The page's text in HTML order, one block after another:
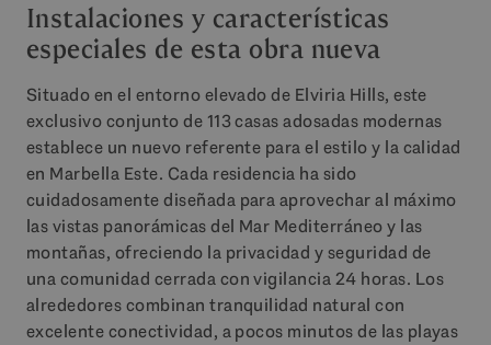
Instalaciones y características
especiales de esta obra nueva
Situado en el entorno elevado de Elviria Hills, este
exclusivo conjunto de 113 casas adosadas modernas
establece un nuevo referente para el estilo y la calidad
en Marbella Este. Cada residencia ha sido
cuidadosamente diseñada para aprovechar al máximo
las vistas panorámicas del Mar Mediterráneo y las
montañas, ofreciendo la privacidad y seguridad de
una comunidad cerrada con vigilancia 24 horas. Los
alrededores combinan tranquilidad natural con
excelente conectividad, a pocos minutos de las playas